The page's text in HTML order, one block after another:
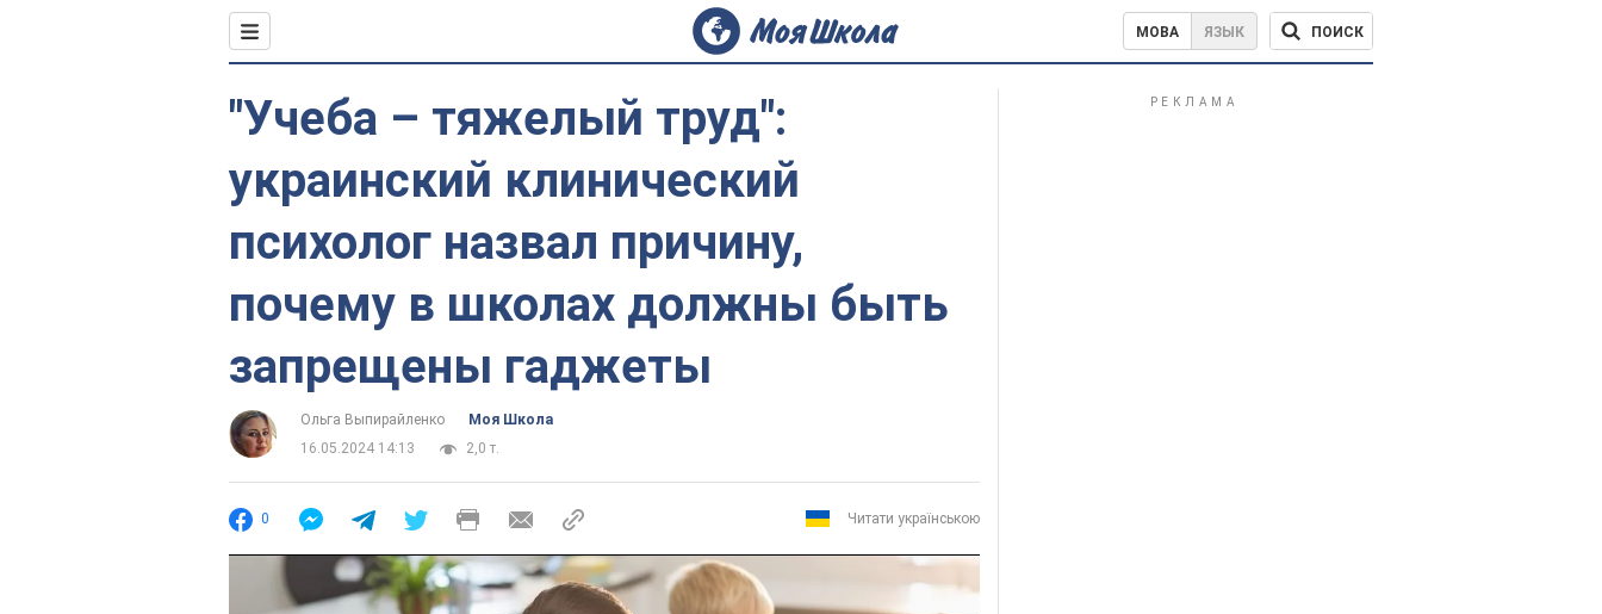
МОВА ЯЗЫК ПОИСК
"Учеба – тяжелый труд":
украинский клинический
психолог назвал причину,
почему в школах должны быть
запрещены гаджеты
Ольга Выпирайленко
Моя Школа
16.05.2024 14:13
2,0 т.
0 Читати українською